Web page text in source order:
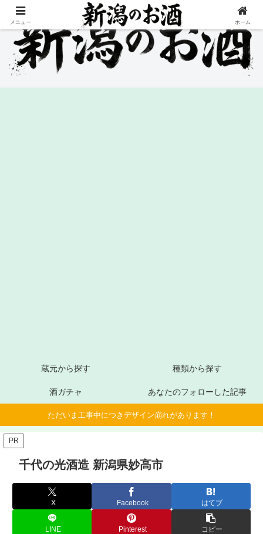
蔵元から探す 種類から探す
酒ガチャ あなたのフォローした記事
ただいま工事中につきデザイン崩れがあります！
PR
千代の光酒造 新潟県妙高市
X Facebook はてブ
LINE Pinterest コピー
メニュー ホーム